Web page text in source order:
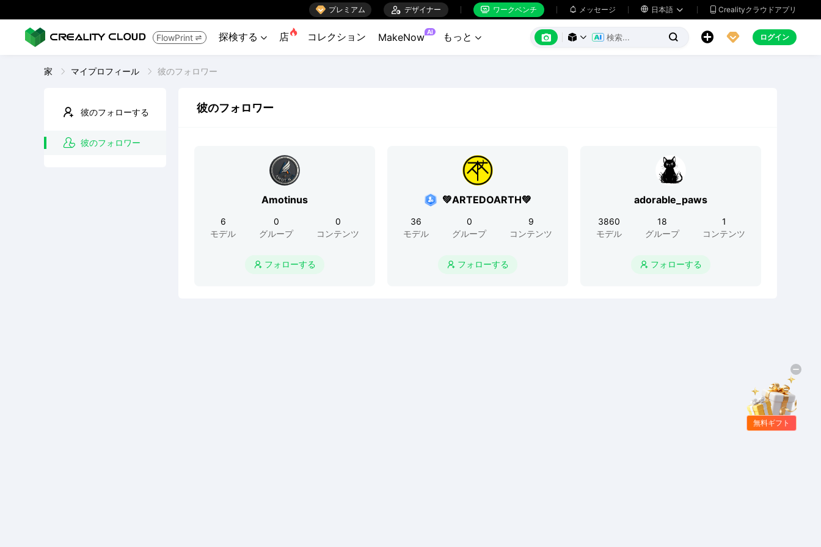
 プレミアム  デザイナー  ワークベンチ  メッセージ  日本語   Crealityクラウドアプリ
FlowPrint  探検する  店 コレクション MakeNow AI もっと        ログイン
家 マイプロフィール 彼のフォロワー
彼のフォローする
彼のフォロワー
彼のフォロワー
Amotinus
6
モデル
0
グループ
0
コンテンツ
 フォローする
💚ARTEDOARTH💚
36
モデル
0
グループ
9
コンテンツ
 フォローする
adorable_paws
3860
モデル
18
グループ
1
コンテンツ
 フォローする
無料ギフト